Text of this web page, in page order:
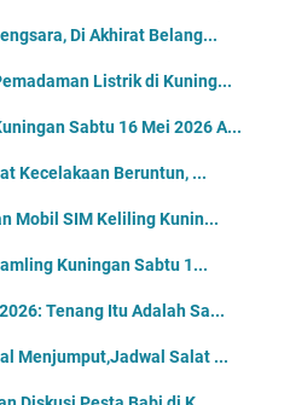
Di Akhirat Belang...
Listrik di Kuning...
Sabtu 16 Mei 2026 A...
Kecelakaan Beruntun, ...
Mobil SIM Keliling Kunin...
Kuningan Sabtu 1...
Tenang Itu Adalah Sa...
Menjumput,Jadwal Salat ...